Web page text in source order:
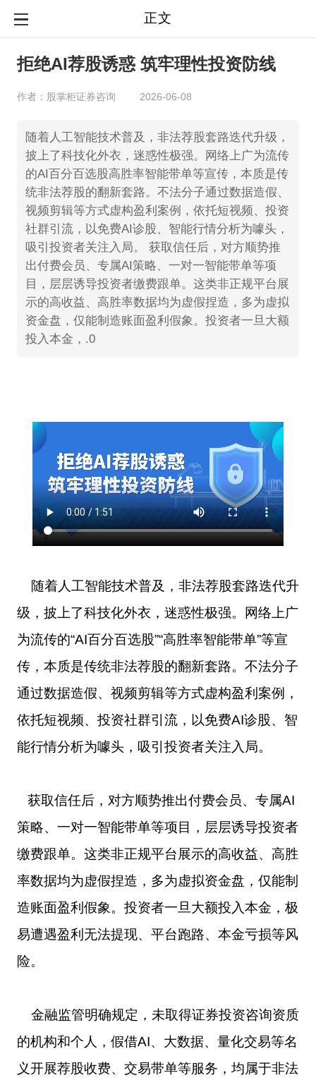
正文
拒绝AI荐股诱惑 筑牢理性投资防线
作者：股掌柜证券咨询 2026-06-08
随着人工智能技术普及，非法荐股套路迭代升级，
披上了科技化外衣，迷惑性极强。网络上广为流传
的AI百分百选股高胜率智能带单等宣传，本质是传
统非法荐股的翻新套路。不法分子通过数据造假、
视频剪辑等方式虚构盈利案例，依托短视频、投资
社群引流，以免费AI诊股、智能行情分析为噱头，
吸引投资者关注入局。 获取信任后，对方顺势推
出付费会员、专属AI策略、一对一智能带单等项
目，层层诱导投资者缴费跟单。这类非正规平台展
示的高收益、高胜率数据均为虚假捏造，多为虚拟
资金盘，仅能制造账面盈利假象。投资者一旦大额
投入本金，.0
随着人工智能技术普及，非法荐股套路迭代升
级，披上了科技化外衣，迷惑性极强。网络上广
为流传的“AI百分百选股”“高胜率智能带单”等宣
传，本质是传统非法荐股的翻新套路。不法分子
通过数据造假、视频剪辑等方式虚构盈利案例，
依托短视频、投资社群引流，以免费AI诊股、智
能行情分析为噱头，吸引投资者关注入局。
获取信任后，对方顺势推出付费会员、专属AI
策略、一对一智能带单等项目，层层诱导投资者
缴费跟单。这类非正规平台展示的高收益、高胜
率数据均为虚假捏造，多为虚拟资金盘，仅能制
造账面盈利假象。投资者一旦大额投入本金，极
易遭遇盈利无法提现、平台跑路、本金亏损等风
险。
金融监管明确规定，未取得证券投资咨询资质
的机构和个人，假借AI、大数据、量化交易等名
义开展荐股收费、交易带单等服务，均属于非法